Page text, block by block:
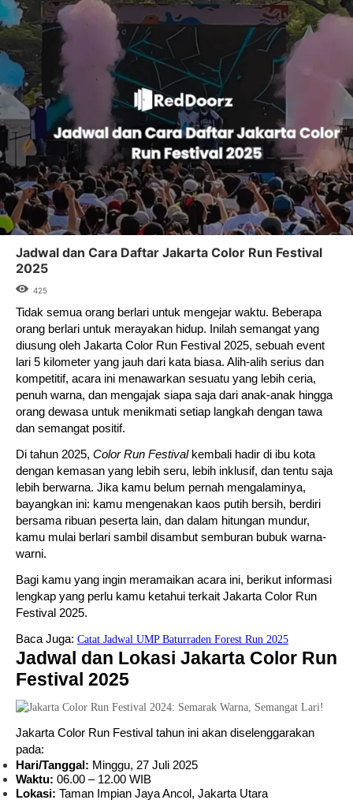
Jadwal dan Cara Daftar Jakarta Color Run Festival
2025
425
Tidak semua orang berlari untuk mengejar waktu. Beberapa
orang berlari untuk merayakan hidup. Inilah semangat yang
diusung oleh Jakarta Color Run Festival 2025, sebuah event
lari 5 kilometer yang jauh dari kata biasa. Alih-alih serius dan
kompetitif, acara ini menawarkan sesuatu yang lebih ceria,
penuh warna, dan mengajak siapa saja dari anak-anak hingga
orang dewasa untuk menikmati setiap langkah dengan tawa
dan semangat positif.
Di tahun 2025, Color Run Festivalkembali hadir di ibu kota
dengan kemasan yang lebih seru, lebih inklusif, dan tentu saja
lebih berwarna. Jika kamu belum pernah mengalaminya,
bayangkan ini: kamu mengenakan kaos putih bersih, berdiri
bersama ribuan peserta lain, dan dalam hitungan mundur,
kamu mulai berlari sambil disambut semburan bubuk warna-
warni.
Bagi kamu yang ingin meramaikan acara ini, berikut informasi
lengkap yang perlu kamu ketahui terkait Jakarta Color Run
Festival 2025.
Baca Juga: Catat Jadwal UMP Baturraden Forest Run 2025
Jadwal dan Lokasi Jakarta Color Run
Festival 2025
Jakarta Color Run Festival tahun ini akan diselenggarakan
pada:
Hari/Tanggal: Minggu, 27 Juli 2025
Waktu: 06.00 – 12.00 WIB
Lokasi: Taman Impian Jaya Ancol, Jakarta Utara